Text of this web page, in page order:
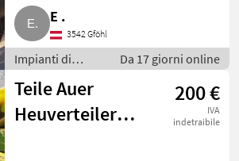
E .
3542 Gföhl
Impianti di
movimentazione
e trasporto /
Soffiatori
Da 17 giorni online
Teile Auer
Heuverteiler
200 €
IVA
indetraibile